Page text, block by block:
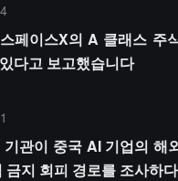
페이스X의 A 클래스 주
다고 보고했습니다
관이 중국 AI 기업의 해
금지 회피 경로를 조사하다